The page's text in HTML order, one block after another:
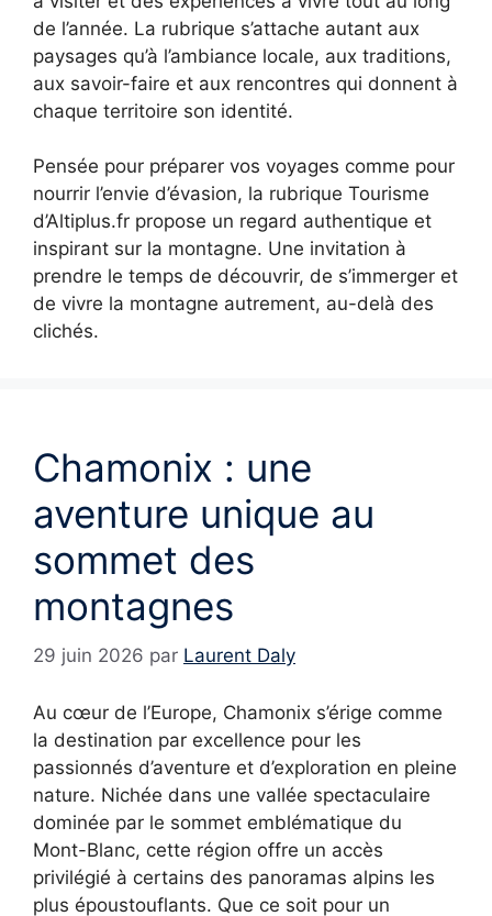
de l’année. La rubrique s’attache autant aux
paysages qu’à l’ambiance locale, aux traditions,
aux savoir-faire et aux rencontres qui donnent à
chaque territoire son identité.
Pensée pour préparer vos voyages comme pour
nourrir l’envie d’évasion, la rubrique Tourisme
d’Altiplus.fr propose un regard authentique et
inspirant sur la montagne. Une invitation à
prendre le temps de découvrir, de s’immerger et
de vivre la montagne autrement, au-delà des
clichés.
Chamonix : une
aventure unique au
sommet des
montagnes
29 juin 2026 par Laurent Daly
Au cœur de l’Europe, Chamonix s’érige comme
la destination par excellence pour les
passionnés d’aventure et d’exploration en pleine
nature. Nichée dans une vallée spectaculaire
dominée par le sommet emblématique du
Mont-Blanc, cette région offre un accès
privilégié à certains des panoramas alpins les
plus époustouflants. Que ce soit pour un